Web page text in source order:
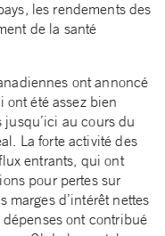
les rendements des
de la santé
ont annoncé
ont été assez bien
au cours du
La forte activité des
entrants, qui ont
pour pertes sur
marges d’intérêt nettes
ont contribué